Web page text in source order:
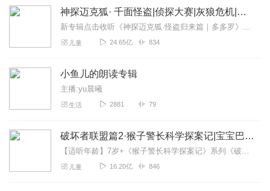
神探迈克狐· 千面怪盗|侦探大赛|灰狼危机|多多罗
新专辑点击收听《神探迈克狐·怪盗归来篇｜多多罗》！！！>>>点击进入主播橱窗购买《神探迈克狐》系列图书吧!<<<多多罗故事【点击前往】收听多多罗其他好玩有趣的故...
儿童 24.65亿 834
小鱼儿的朗读专辑
主播:yu晨曦
生活 2881 79
破坏者联盟篇2·猴子警长科学探案记|宝宝巴士故事
【适听年龄】7岁+《猴子警长科学探案记》系列《破坏者联盟篇1·猴子警长科学探案记》>>>《破坏者联盟篇2·猴子警长科学探案记》>>>《破坏者联盟篇3·猴子警长科...
儿童 16.20亿 846